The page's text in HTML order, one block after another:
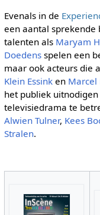
Evenals in de
een aantal sprekende
talenten als Maryam
Doedensspelen een
maar ook acteurs die
Klein Essinken Marcel
het publiek
televisiedrama te
Alwien Tulner, Kees
Stralen.